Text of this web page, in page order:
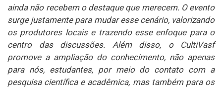
ainda não recebem o destaque que merecem. O evento
surge justamente para mudar esse cenário, valorizando
os produtores locais e trazendo esse enfoque para o
centro das discussões. Além disso, o CultiVasf
promove a ampliação do conhecimento, não apenas
para nós, estudantes, por meio do contato com a
pesquisa científica e acadêmica, mas também para os